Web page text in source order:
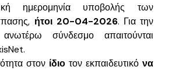
ημερομηνία υποβολής των
ήτοι 20-04-2026. Για την
σύνδεσμο απαιτούνται
στον ίδιο τον εκπαιδευτικό να